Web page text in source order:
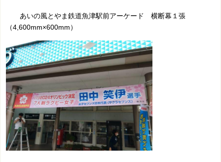
あいの風とやま鉄道魚津駅前アーケード 横断幕１張
（4,600mm×600mm）